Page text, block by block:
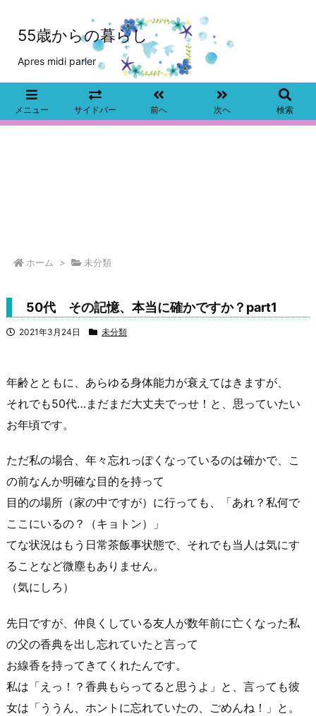
55歳からの暮らし
Apres midi parler
メニュー サイドバー 前へ 次へ 検索
ホーム > 未分類
50代 その記憶、本当に確かですか？part1
2021年3月24日 未分類
年齢とともに、あらゆる身体能力が衰えてはきますが、
それでも50代…まだまだ大丈夫でっせ！と、思っていたい
お年頃です。
ただ私の場合、年々忘れっぽくなっているのは確かで、こ
の前なんか明確な目的を持って
目的の場所（家の中ですが）に行っても、「あれ？私何で
ここにいるの？（キョトン）」
てな状況はもう日常茶飯事状態で、それでも当人は気にす
ることなど微塵もありません。
（気にしろ）
先日ですが、仲良くしている友人が数年前に亡くなった私
の父の香典を出し忘れていたと言って
お線香を持ってきてくれたんです。
私は「えっ！？香典もらってると思うよ」と、言っても彼
女は「ううん、ホントに忘れていたの、ごめんね！」と。